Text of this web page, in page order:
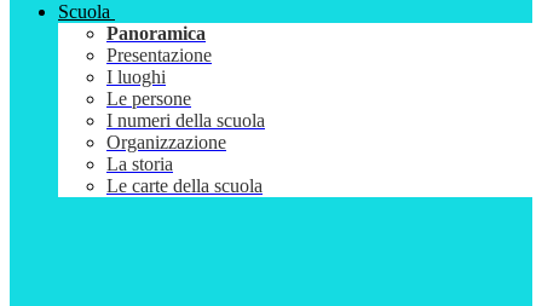
Scuola
Panoramica
Presentazione
I luoghi
Le persone
I numeri della scuola
Organizzazione
La storia
Le carte della scuola